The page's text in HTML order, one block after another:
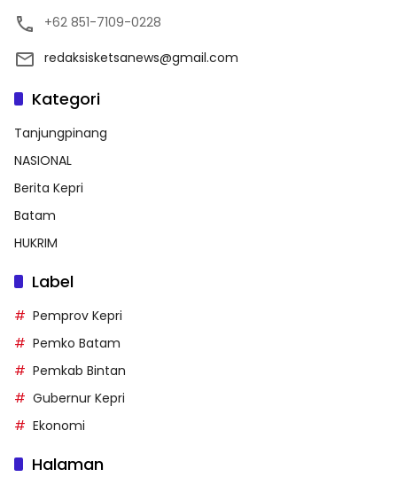
+62 851-7109-0228
redaksisketsanews@gmail.com
Kategori
Tanjungpinang
NASIONAL
Berita Kepri
Batam
HUKRIM
Label
Pemprov Kepri
Pemko Batam
Pemkab Bintan
Gubernur Kepri
Ekonomi
Halaman